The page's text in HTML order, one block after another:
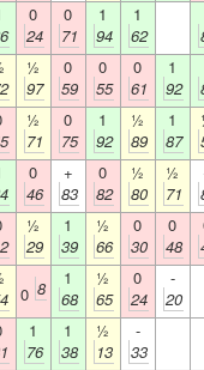
0
24
0
71
1
94
1
62
½
97
0
59
0
55
0
61
1
92
½
71
0
75
1
92
½
89
1
87
0
46
+
83
0
82
½
80
½
71
½
29
1
39
½
66
0
30
0
48
0 8
1
68
½
65
0
24
-
20
1
76
1
38
½
13
-
33